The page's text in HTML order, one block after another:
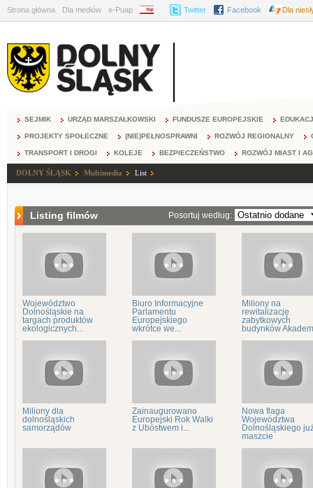
Strona główna Dla mediów e-Puap BIP Twitter Facebook Dla
SEJMIK URZĄD MARSZAŁKOWSKI FUNDUSZE EUROPEJSKIE
PROJEKTY SPOŁECZNE (NIE)PEŁNOSPRAWNI ROZWÓJ REGIONALNY
TRANSPORT I DROGI KOLEJE BEZPIECZEŃSTWO ROZWÓJ MIAST I
DOLNY ŚLĄSK Multimedia List
Listing filmów Posortuj według:
Województwo
Dolnośląskie na
targach produktów
ekologicznych...
Biuro Informacyjne
Parlamentu
Europejskiego
wkrótce we...
Miliony na
rewitalizację
zabytkowych
budynków
Miliony dla
dolnośląskich
samorządów
Zainaugurowano
Europejski Rok Walki
z Ubóstwem i...
Nowa flaga
Województwa
Dolnośląskiego
maszcie